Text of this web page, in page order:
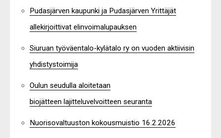
Pudasjärven kaupunki ja Pudasjärven Yrittäjät
allekirjoittivat elinvoimalupauksen
Siuruan työväentalo-kylätalo ry on vuoden aktiivisin
yhdistystoimija
Oulun seudulla aloitetaan
biojätteen lajitteluvelvoitteen seuranta
Nuorisovaltuuston kokousmuistio 16.2.2026